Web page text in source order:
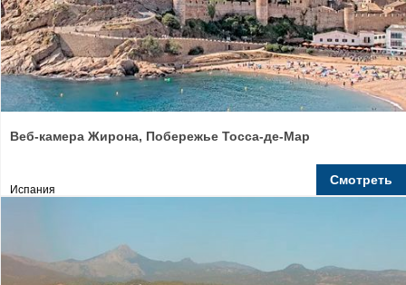
Веб-камера Жирона, Побережье Тосса-де-Мар
Испания
Смотреть